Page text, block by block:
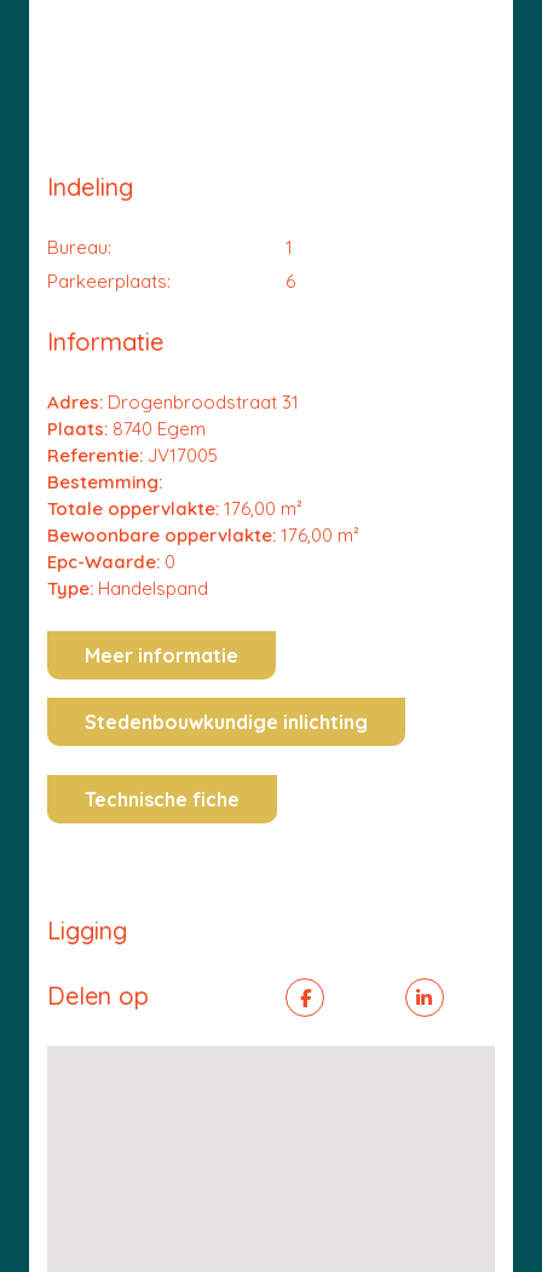
Indeling
Bureau:
1
Parkeerplaats:
6
Informatie
Adres: Drogenbroodstraat 31
Plaats: 8740 Egem
Referentie: JV17005
Bestemming:
Totale oppervlakte: 176,00 m²
Bewoonbare oppervlakte: 176,00 m²
Epc-Waarde: 0
Type: Handelspand
Meer informatie
Stedenbouwkundige inlichting
Technische fiche
Ligging
Delen op